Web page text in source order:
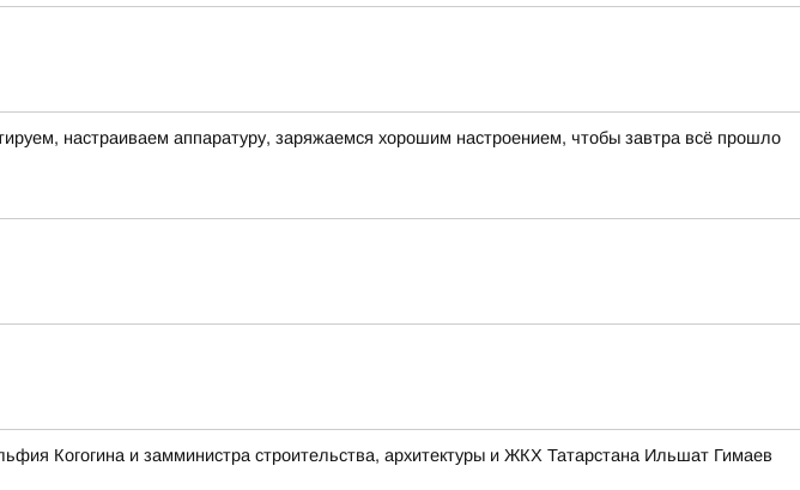
настраиваем аппаратуру, заряжаемся хорошим настроением, чтобы завтра всё прошло
Когогина и замминистра строительства, архитектуры и ЖКХ Татарстана Ильшат Гимаев